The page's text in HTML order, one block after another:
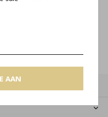
AAN